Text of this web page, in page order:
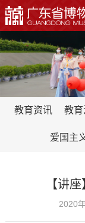
教育资讯 教
爱国主
【讲
2020